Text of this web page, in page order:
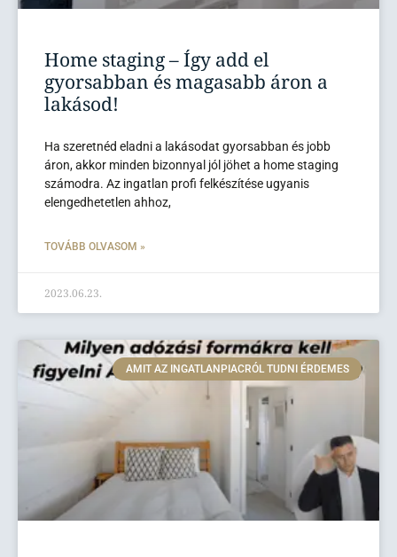
Home staging – Így add el
gyorsabban és magasabb áron a
lakásod!
Ha szeretnéd eladni a lakásodat gyorsabban és jobb
áron, akkor minden bizonnyal jól jöhet a home staging
számodra. Az ingatlan profi felkészítése ugyanis
elengedhetetlen ahhoz,
TOVÁBB OLVASOM »
2023.06.23.
AMIT AZ INGATLANPIACRÓL TUDNI ÉRDEMES